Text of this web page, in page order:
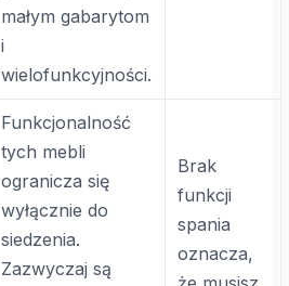
małym gabarytom
i
wielofunkcyjności.
Funkcjonalność
tych mebli
ogranicza się
wyłącznie do
siedzenia.
Zazwyczaj są
Brak
funkcji
spania
oznacza,